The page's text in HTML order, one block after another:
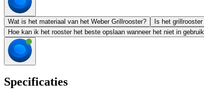
Wat is het materiaal van het Weber Grillrooster? Is het
Hoe kan ik het rooster het beste opslaan wanneer het niet in
Specificaties